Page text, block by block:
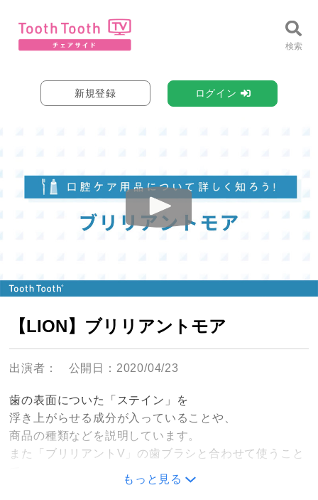
新規登録 ログイン
【LION】ブリリアントモア
出演者： 公開日：2020/04/23
歯の表面についた「ステイン」を
浮き上がらせる成分が入っていることや、
商品の種類などを説明しています。
また「ブリリアントV」の歯ブラシと合わせて使うこと
歯を美しく保てることや、歯の磨きやすさなどを
もっと見る